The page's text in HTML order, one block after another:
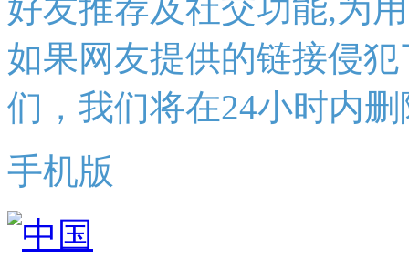
好友推荐及社交功能,为
如果网友提供的链接侵
们，我们将在24小时内
手机版